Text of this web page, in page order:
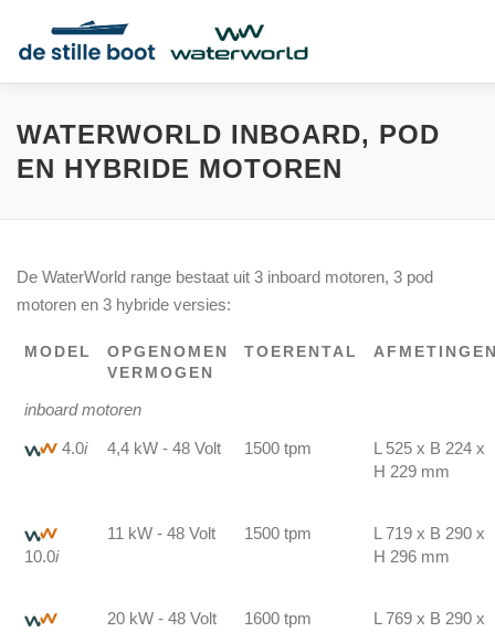
naar
AANDRIJVINGEN HYBRIDE DEALERS
WATERWORLD INBOARD, POD
EN HYBRIDE MOTOREN
De WaterWorld range bestaat uit 3 inboard motoren, 3 pod
motoren en 3 hybride versies:
MODEL
OPGENOMEN
VERMOGEN
TOERENTAL
inboard motoren
4.0i 4,4 kW - 48 Volt 1500 tpm
L 525 x B 224 x
H 229 mm
10.0i
11 kW - 48 Volt 1500 tpm
L 719 x B 290 x
H 296 mm
20 kW - 48 Volt 1600 tpm
L 769 x B 290 x